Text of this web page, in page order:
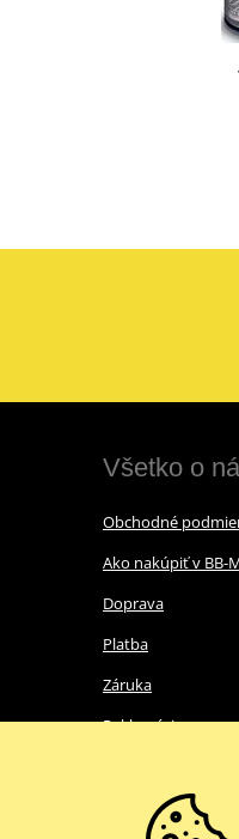
Všetko o
Obchodné
Ako nakúpiť v BB-
Doprava
Platba
Záruka
Reklamácie
Nákup s nulovou